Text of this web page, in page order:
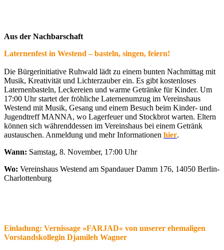
Aus der Nachbarschaft
Laternenfest in Westend – basteln, singen, feiern!
Die Bürgerinitiative Ruhwald lädt zu einem bunten Nachmittag mit
Musik, Kreativität und Lichterzauber ein. Es gibt kostenloses
Laternenbasteln, Leckereien und warme Getränke für Kinder. Um
17:00 Uhr startet der fröhliche Laternenumzug im Vereinshaus
Westend mit Musik, Gesang und einem Besuch beim Kinder- und
Jugendtreff MANNA, wo Lagerfeuer und Stockbrot warten. Eltern
können sich währenddessen im Vereinshaus bei einem Getränk
austauschen. Anmeldung und mehr Informationen hier.
Wann: Samstag, 8. November, 17:00 Uhr
Wo: Vereinshaus Westend am Spandauer Damm 176, 14050 Berlin-
Charlottenburg
Einladung: Vernissage »FARJAD« von unserer ehemaligen
Vorstandskollegin Djamileh Wagner